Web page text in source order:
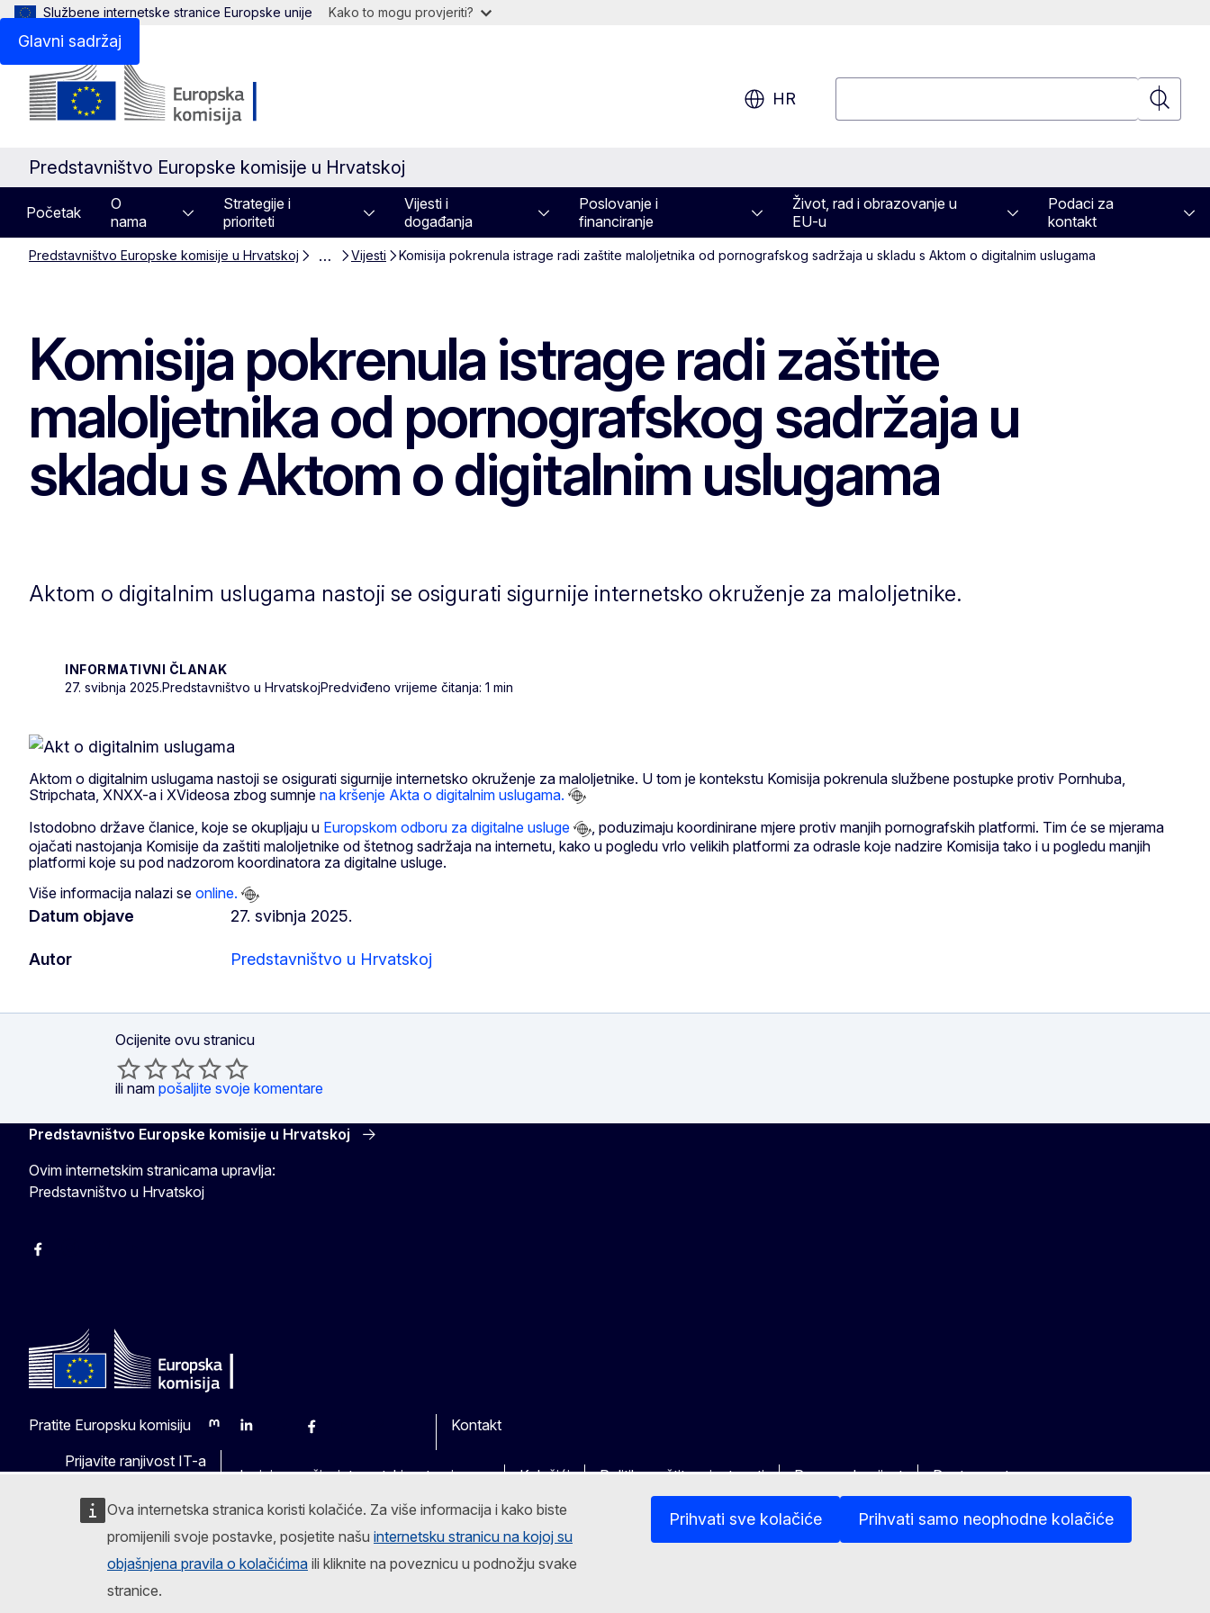
Glavni sadržaj
Ova internetska stranica koristi kolačiće. Za više informacija i kako biste
promijenili svoje postavke, posjetite našu internetsku stranicu na kojoj su
objašnjena pravila o kolačićima ili kliknite na poveznicu u podnožju svake
stranice.
Prihvati sve kolačiće Prihvati samo neophodne kolačiće
Službene internetske stranice Europske unije Kako to mogu provjeriti?
HR
Predstavništvo Europske komisije u Hrvatskoj
Početak
O
nama
Strategije i
prioriteti
Vijesti i
događanja
Poslovanje i
financiranje
Život, rad i obrazovanje u
EU-u
Podaci za
kontakt
Predstavništvo Europske komisije u Hrvatskoj … Vijesti Komisija pokrenula istrage radi zaštite maloljetnika od pornografskog sadržaja u skladu s Aktom o digitalnim uslugama
Komisija pokrenula istrage radi zaštite
maloljetnika od pornografskog sadržaja u
skladu s Aktom o digitalnim uslugama
Aktom o digitalnim uslugama nastoji se osigurati sigurnije internetsko okruženje za maloljetnike.
INFORMATIVNI ČLANAK
27. svibnja 2025.Predstavništvo u HrvatskojPredviđeno vrijeme čitanja: 1 min
Aktom o digitalnim uslugama nastoji se osigurati sigurnije internetsko okruženje za maloljetnike. U tom je kontekstu Komisija pokrenula službene postupke protiv Pornhuba,
Stripchata, XNXX-a i XVideosa zbog sumnje na kršenje Akta o digitalnim uslugama.
Istodobno države članice, koje se okupljaju u Europskom odboru za digitalne usluge
, poduzimaju koordinirane mjere protiv manjih pornografskih platformi. Tim će se mjerama
ojačati nastojanja Komisije da zaštiti maloljetnike od štetnog sadržaja na internetu, kako u pogledu vrlo velikih platformi za odrasle koje nadzire Komisija tako i u pogledu manjih
platformi koje su pod nadzorom koordinatora za digitalne usluge.
Više informacija nalazi se online.
Datum objave 27. svibnja 2025.
Autor Predstavništvo u Hrvatskoj
Ocijenite ovu stranicu
ili nam pošaljite svoje komentare
Predstavništvo Europske komisije u Hrvatskoj
Ovim internetskim stranicama upravlja:
Predstavništvo u Hrvatskoj
Facebook
Pratite Europsku komisiju
MastodonLinkedInBlueskyFacebook
Kontakt
Prijavite ranjivost IT-a
Jezici na našim internetskim stranicama
Kolačići Politika zaštite privatnosti Pravna obavijest Dostupnost